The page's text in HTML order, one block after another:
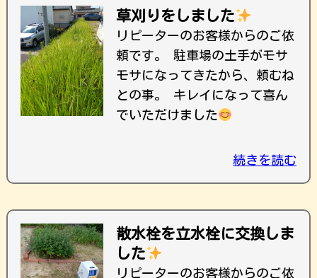
草刈りをしました
リピーターのお客様からのご依
頼です。 駐車場の土手がモサ
モサになってきたから、頼むね
との事。 キレイになって喜ん
でいただけました
続きを読む
散水栓を立水栓に交換しま
した
リピーターのお客様からのご依